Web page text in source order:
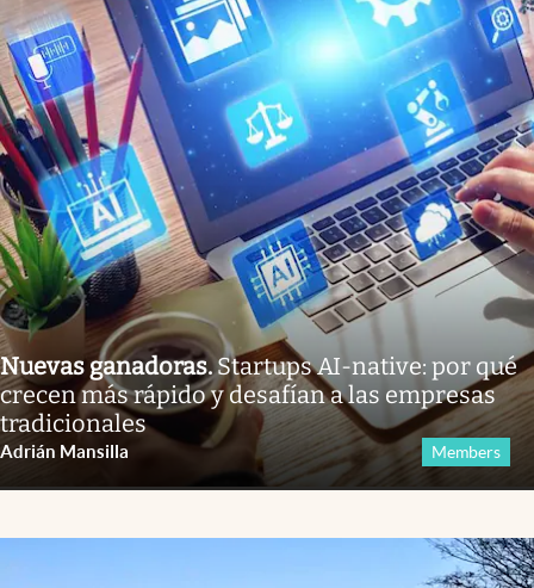
Nuevas ganadoras.Startups AI-native: por qué
crecen más rápido y desafían a las empresas
tradicionales
Adrián Mansilla Members